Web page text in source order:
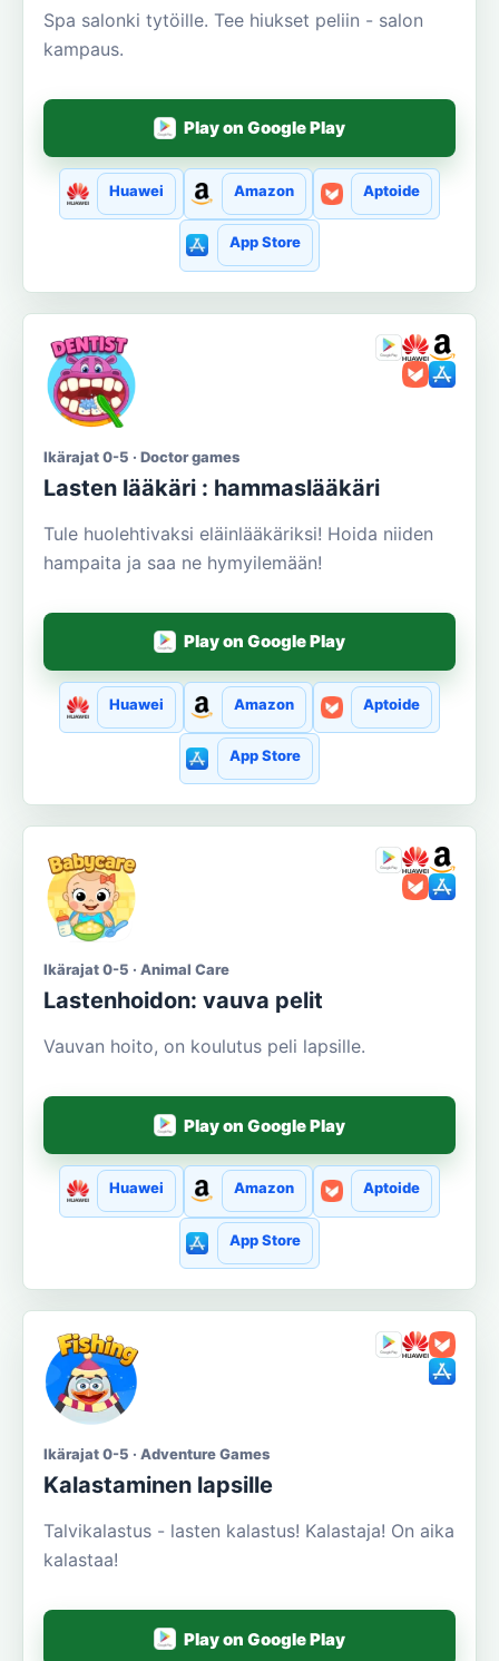
Spa salonki tytöille. Tee hiukset peliin - salon
kampaus.
Play on Google Play
Huawei Amazon Aptoide
App Store
Ikärajat 0-5 · Doctor games
Lasten lääkäri : hammaslääkäri
Tule huolehtivaksi eläinlääkäriksi! Hoida niiden
hampaita ja saa ne hymyilemään!
Play on Google Play
Huawei Amazon Aptoide
App Store
Ikärajat 0-5 · Animal Care
Lastenhoidon: vauva pelit
Vauvan hoito, on koulutus peli lapsille.
Play on Google Play
Huawei Amazon Aptoide
App Store
Ikärajat 0-5 · Adventure Games
Kalastaminen lapsille
Talvikalastus - lasten kalastus! Kalastaja! On aika
kalastaa!
Play on Google Play